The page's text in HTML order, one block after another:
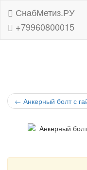
СнабМетиз.РУ
+79960800015
← Анкерный болт с